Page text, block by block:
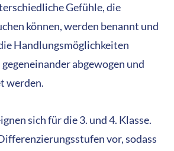
Gefühle, die
können, werden benannt und
Handlungsmöglichkeiten
abgewogen und
werden.
sich für die 3. und 4. Klasse.
vor, sodass